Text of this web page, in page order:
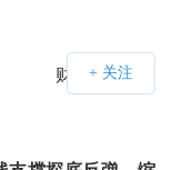
财经号APP